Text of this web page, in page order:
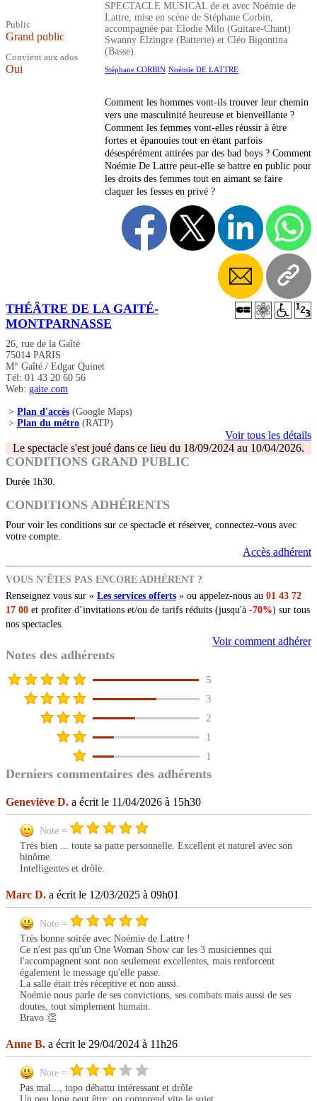
Public
Grand public
Convient aux ados
Oui
SPECTACLE MUSICAL de et avec Noémie de
Lattre, mise en scène de Stéphane Corbin,
accompagnée par Elodie Milo (Guitare-Chant)
Swanny Elzingre (Batterie) et Cléo Bigontina
(Basse).
Stéphane CORBIN Noémie DE LATTRE
Comment les hommes vont-ils trouver leur chemin
vers une masculinité heureuse et bienveillante ?
Comment les femmes vont-elles réussir à être
fortes et épanouies tout en étant parfois
désespérément attirées par des bad boys ? Comment
Noémie De Lattre peut-elle se battre en public pour
les droits des femmes tout en aimant se faire
claquer les fesses en privé ?
THÉÂTRE DE LA GAITÉ-
MONTPARNASSE
26, rue de la Gaîté
75014 PARIS
M° Gaîté / Edgar Quinet
Tél: 01 43 20 60 56
Web: gaite.com
> Plan d'accès (Google Maps)
> Plan du métro (RATP)
Voir tous les détails
Le spectacle s'est joué dans ce lieu du 18/09/2024 au 10/04/2026.
CONDITIONS GRAND PUBLIC
Durée 1h30.
CONDITIONS ADHÉRENTS
Pour voir les conditions sur ce spectacle et réserver, connectez-vous avec
votre compte.
Accès adhérent
VOUS N’ÊTES PAS ENCORE ADHÉRENT ?
Renseignez vous sur « Les services offerts » ou appelez-nous au 01 43 72
17 00 et profiter d’invitations et/ou de tarifs réduits (jusqu'à -70%) sur tous
nos spectacles.
Voir comment adhérer
Notes des adhérents
5
3
2
1
1
Derniers commentaires des adhérents
Geneviève D. a écrit le 11/04/2026 à 15h30
Note =
Très bien ... toute sa patte personnelle. Excellent et naturel avec son
binôme.
Intelligentes et drôle.
Marc D. a écrit le 12/03/2025 à 09h01
Note =
Très bonne soirée avec Noémie de Lattre !
Ce n'est pas qu'un One Woman Show car les 3 musiciennes qui
l'accompagnent sont non seulement excellentes, mais renforcent
également le message qu'elle passe.
La salle était très réceptive et non aussi.
Noémie nous parle de ses convictions, ses combats mais aussi de ses
doutes, tout simplement humain.
Bravo 👏
Anne B. a écrit le 29/04/2024 à 11h26
Note =
Pas mal..., topo débattu intéressant et drôle